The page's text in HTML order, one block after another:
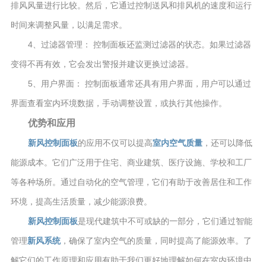
排风风量进行比较。然后，它通过控制送风和排风机的速度和运行
时间来调整风量，以满足需求。
4、过滤器管理： 控制面板还监测过滤器的状态。如果过滤器
变得不再有效，它会发出警报并建议更换过滤器。
5、用户界面： 控制面板通常还具有用户界面，用户可以通过
界面查看室内环境数据，手动调整设置，或执行其他操作。
优势和应用
新风控制面板的应用不仅可以提高室内空气质量，还可以降低
能源成本。它们广泛用于住宅、商业建筑、医疗设施、学校和工厂
等各种场所。通过自动化的空气管理，它们有助于改善居住和工作
环境，提高生活质量，减少能源浪费。
新风控制面板是现代建筑中不可或缺的一部分，它们通过智能
管理新风系统，确保了室内空气的质量，同时提高了能源效率。了